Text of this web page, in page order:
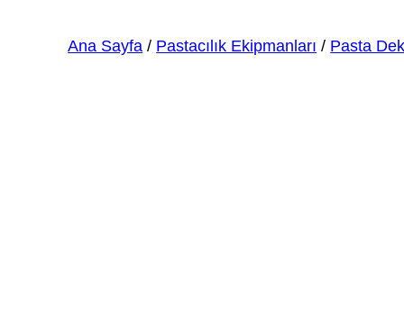
Ana Sayfa / Pastacılık Ekipmanları / Pasta